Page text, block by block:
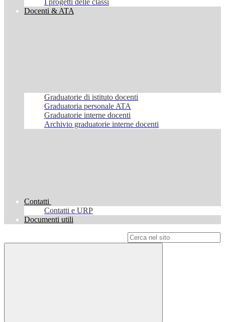
I progetti delle classi
Docenti & ATA
Graduatorie di istituto docenti
Graduatoria personale ATA
Graduatorie interne docenti
Archivio graduatorie interne docenti
Contatti
Contatti e URP
Documenti utili